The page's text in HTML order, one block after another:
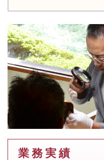
業 務 実 績